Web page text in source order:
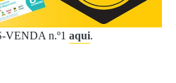
VENDA n.º1 aqui.